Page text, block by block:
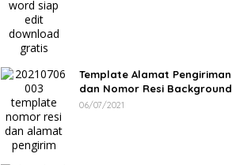
Template Alamat Pengiriman
dan Nomor Resi Background
Bunga Siap Edit Word
06/07/2021